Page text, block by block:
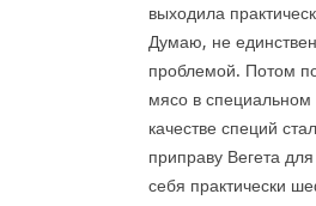
выходила
Думаю, не
проблемой. Потом
мясо в специальном
качестве специй
приправу Вегета
себя практически